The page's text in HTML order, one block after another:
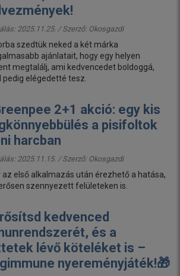
2025.11.25. / Szerző: Okosgazdi
szedtük neked a két márka
ajánlatait, hogy egy helyen
megtalálj, ami kedvencedet boldoggá,
pedig elégedetté tesz.
2+1 akció: egy kis
a pisifoltok
harcban
2025.11.15. / Szerző: Okosgazdi
első alkalmazás után érezhető a hatása,
szennyezett felületeken is.
kedvenced
és a
lévő köteléket is –
nyereményjáték!🎁